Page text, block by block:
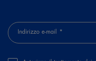
Indirizzo e-mail